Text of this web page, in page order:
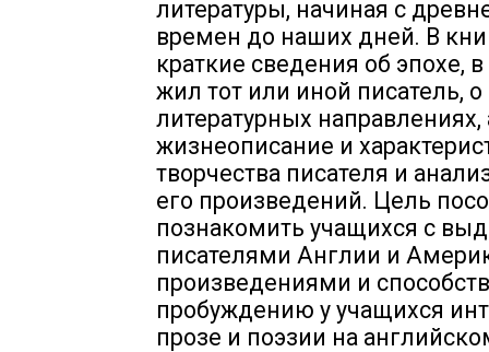
литературы, начиная с
времен до наших дней. В
краткие сведения об эпохе,
жил тот или иной писатель, о
литературных направлениях,
жизнеописание и
творчества писателя и
его произведений. Цель
познакомить учащихся с
писателями Англии и
произведениями и
пробуждению у учащихся
прозе и поэзии на